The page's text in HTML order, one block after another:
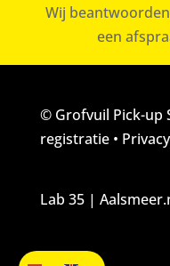
Wij
een
© Grofvuil Pick-up
registratie•
Lab 35 |